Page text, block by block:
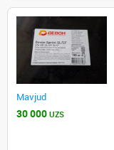
Mavjud
30 000 UZS